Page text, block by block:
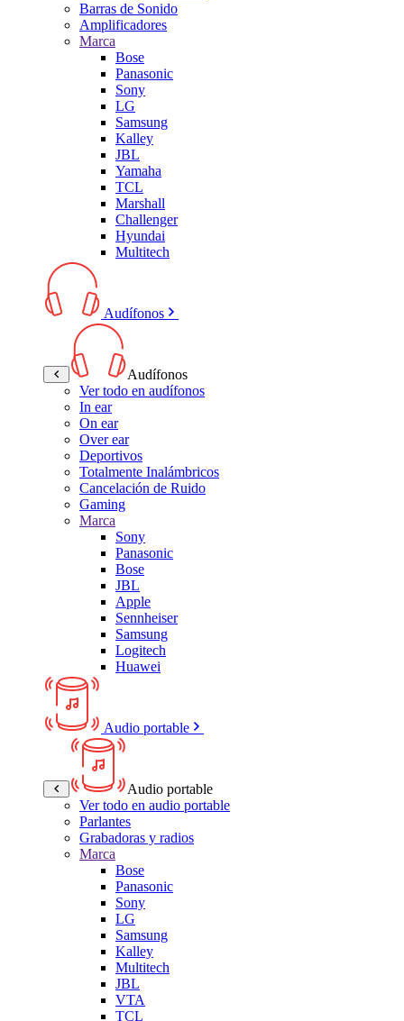
Barras de Sonido
Amplificadores
Marca
Bose
Panasonic
Sony
LG
Samsung
Kalley
JBL
Yamaha
TCL
Marshall
Challenger
Hyundai
Multitech
Audífonos
Audífonos
Ver todo en audífonos
In ear
On ear
Over ear
Deportivos
Totalmente Inalámbricos
Cancelación de Ruido
Gaming
Marca
Sony
Panasonic
Bose
JBL
Apple
Sennheiser
Samsung
Logitech
Huawei
Audio portable
Audio portable
Ver todo en audio portable
Parlantes
Grabadoras y radios
Marca
Bose
Panasonic
Sony
LG
Samsung
Kalley
Multitech
JBL
VTA
TCL